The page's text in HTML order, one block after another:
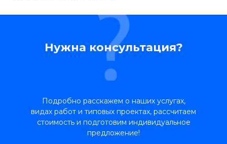
Нужна консультация?
Подробно расскажем о наших услугах,
видах работ и типовых проектах, рассчитаем
стоимость и подготовим индивидуальное
предложение!